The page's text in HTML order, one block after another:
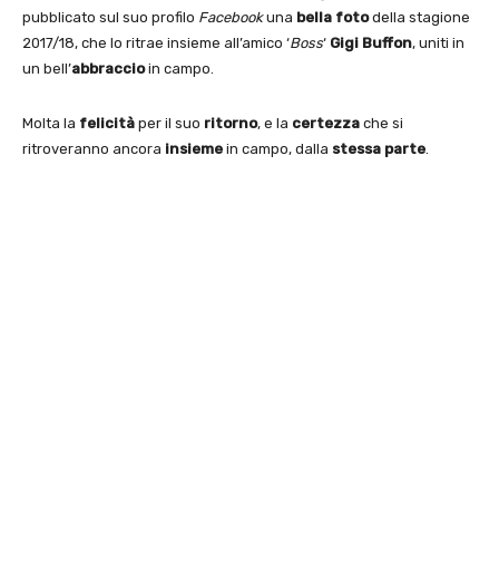
pubblicato sul suo profilo Facebookuna bella fotodella stagione
2017/18, che lo ritrae insieme all’amico ‘Boss‘ Gigi Buffon, uniti in
un bell’abbraccioin campo.
Molta la felicità per il suo ritorno, e la certezza che si
ritroveranno ancora insieme in campo, dalla stessa parte